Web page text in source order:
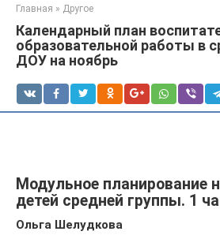
Главная » Другое
Календарный план
образовательной работы в
ДОУ на ноябрь
Модульное планирование
детей средней группы. 1
Ольга Шелудкова